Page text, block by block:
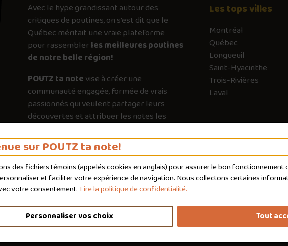
sur POUTZ ta note!
des fichiers témoins (appeléscookiesen anglais) pour assurer le bon fonctionnement
et faciliter votre expérience de navigation. Nous collectons certaines
votre consentement. Lire la politique de confidentialité.
Personnaliser vos choix Tout
Avec lehypegrandissant autour des
critiques de poutines, on s’est dit que le
Québec méritait une vraie plateforme
pour rassemblerles meilleures poutines
de notre belle région!
POUTZ ta notevise à créer une
communauté engagée, formée de vrais
passionnés qui veulent partager leurs
découvertes et attribuer les notes les
importance pour guider les autres vers les
poutines qui valent vraiment le détour.
Les tops villes
Montréal
Québec
Longueuil
Saint-Hyacinthe
Trois-Rivières
Laval
Conditions d'utilisation Personnaliser